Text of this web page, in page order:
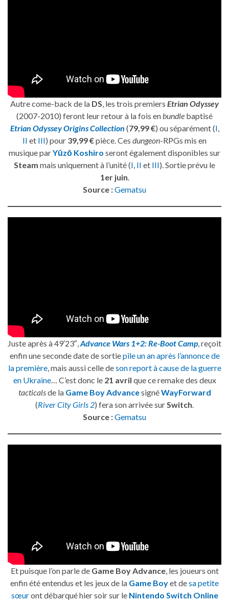
Autre come-back de la DS, les trois premiers Etrian Odyssey
(2007-2010) feront leur retour à la fois enbundle baptisé
Etrian Odyssey Origins Collection (79,99 €) ou séparément (I,
II et III) pour 39,99 €pièce. Ces dungeon-RPGs mis en
musique parYūzō Koshiro seront également disponibles sur
Steam mais uniquement à l’unité (I, II et III). Sortie prévu le
1er juin.
Source :Gematsu
Juste après à 49′23″,Advance Wars 1+2: Re-Boot Camp, reçoit
enfin une seconde date de sortiepile un an après l’annonce de
la première, mais aussi celle deson report à cause de la guerre
en Ukraine… C’est donc le 21 avril que ce remake des deux
tacticalsde la Game Boy AdvancesignéWayForward
(River City Girls 2) fera son arrivée surSwitch.
Source :Gematsu
Et puisque l’on parle de Game Boy Advance, les joueurs ont
enfin été entendus et les jeux de la Game Boyet desa petite
sœuront débarqué hier soir sur le Nintendo Switch Online